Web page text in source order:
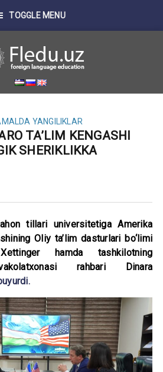
TOGGLE MENU
YANGILIKLAR
TA’LIM KENGASHI
SHERIKLIKKA
tillari universitetiga Amerika
Oliy ta’lim dasturlari bo‘limi
hamda tashkilotning
rahbari Dinara